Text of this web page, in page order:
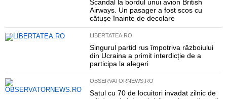
Scandal la bordul unui avion British
Airways. Un pasager a fost scos cu
cătușe înainte de decolare
LIBERTATEA.RO
Singurul partid rus împotriva războiului
din Ucraina a primit interdicție de a
participa la alegeri
OBSERVATORNEWS.RO
Satul cu 70 de locuitori invadat zilnic de